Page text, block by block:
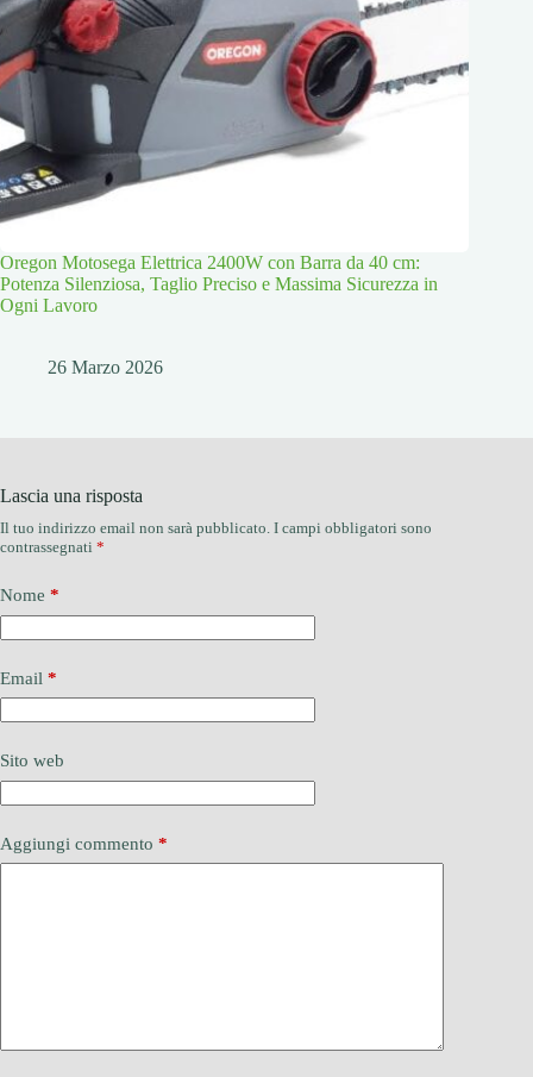
Oregon Motosega Elettrica 2400W con Barra da 40 cm:
Potenza Silenziosa, Taglio Preciso e Massima Sicurezza in
Ogni Lavoro
26 Marzo 2026
Lascia una risposta
Il tuo indirizzo email non sarà pubblicato. I campi obbligatori sono
contrassegnati *
Nome *
Email *
Sito web
Aggiungi commento *